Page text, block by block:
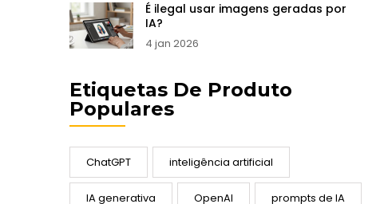
É ilegal usar imagens geradas por
IA?
4 jan 2026
Etiquetas De Produto
Populares
ChatGPT inteligência artificial
IA generativa OpenAI prompts de IA